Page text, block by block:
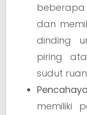
beberapa
dan
dinding
piring
sudut
memiliki